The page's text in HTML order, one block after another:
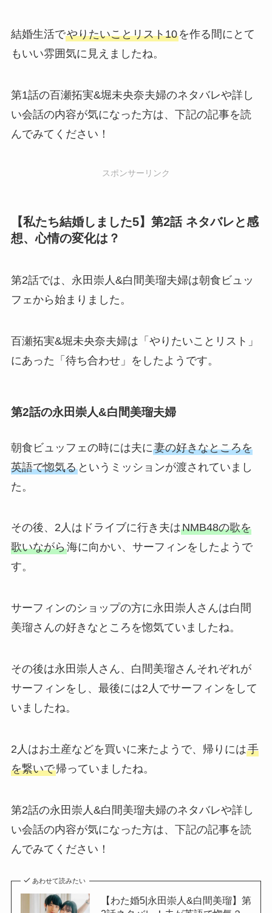
結婚生活でやりたいことリスト10を作る間にとて
もいい雰囲気に見えましたね。
第1話の百瀬拓実&堀未央奈夫婦のネタバレや詳し
い会話の内容が気になった方は、下記の記事を読
んでみてください！
スポンサーリンク
【私たち結婚しました5】第2話 ネタバレと感
想、心情の変化は？
第2話では、永田崇人&白間美瑠夫婦は朝食ビュッ
フェから始まりました。
百瀬拓実&堀未央奈夫婦は「やりたいことリスト」
にあった「待ち合わせ」をしたようです。
第2話の永田崇人&白間美瑠夫婦
朝食ビュッフェの時には夫に妻の好きなところを
英語で惚気るというミッションが渡されていまし
た。
その後、2人はドライブに行き夫はNMB48の歌を
歌いながら海に向かい、サーフィンをしたようで
す。
サーフィンのショップの方に永田崇人さんは白間
美瑠さんの好きなところを惚気ていましたね。
その後は永田崇人さん、白間美瑠さんそれぞれが
サーフィンをし、最後には2人でサーフィンをして
いましたね。
2人はお土産などを買いに来たようで、帰りには手
を繋いで帰っていましたね。
第2話の永田崇人&白間美瑠夫婦のネタバレや詳し
い会話の内容が気になった方は、下記の記事を読
んでみてください！
あわせて読みたい
【わた婚5|永田崇人&白間美瑠】第